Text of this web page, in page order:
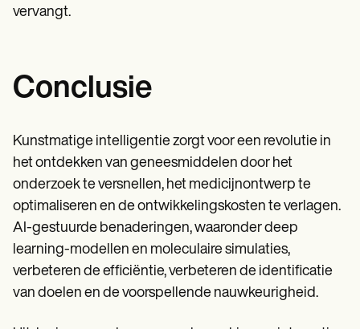
vervangt.
Conclusie
Kunstmatige intelligentie zorgt voor een revolutie in
het ontdekken van geneesmiddelen door het
onderzoek te versnellen, het medicijnontwerp te
optimaliseren en de ontwikkelingskosten te verlagen.
AI-gestuurde benaderingen, waaronder deep
learning-modellen en moleculaire simulaties,
verbeteren de efficiëntie, verbeteren de identificatie
van doelen en de voorspellende nauwkeurigheid.